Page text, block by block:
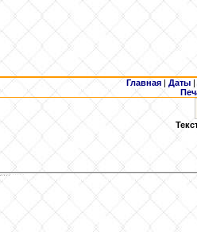
Главная | Даты |